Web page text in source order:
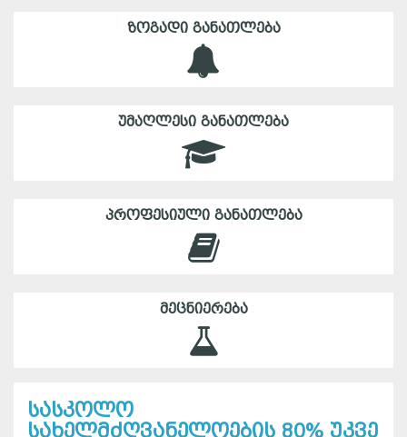
ᲖᲝᲒᲐᲓᲘ ᲒᲐᲜᲐᲗᲚᲔᲑᲐ
ᲣᲛᲐᲦᲚᲔᲡᲘ ᲒᲐᲜᲐᲗᲚᲔᲑᲐ
ᲞᲠᲝᲤᲔᲡᲘᲣᲚᲘ ᲒᲐᲜᲐᲗᲚᲔᲑᲐ
ᲛᲔᲪᲜᲘᲔᲠᲔᲑᲐ
სასკოლო
სახელმძღვანელოების 80% უკვე